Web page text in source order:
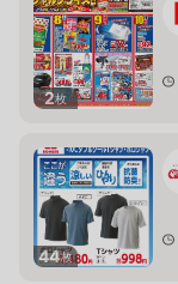
2枚
44枚